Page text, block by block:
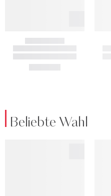
Beliebte Wahl